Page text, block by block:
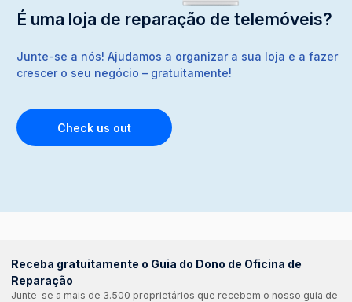
É uma loja de reparação de telemóveis?
Junte-se a nós! Ajudamos a organizar a sua loja e a fazer
crescer o seu negócio – gratuitamente!
Check us out
Receba gratuitamente o Guia do Dono de Oficina de
Reparação
Junte-se a mais de 3.500 proprietários que recebem o nosso guia de